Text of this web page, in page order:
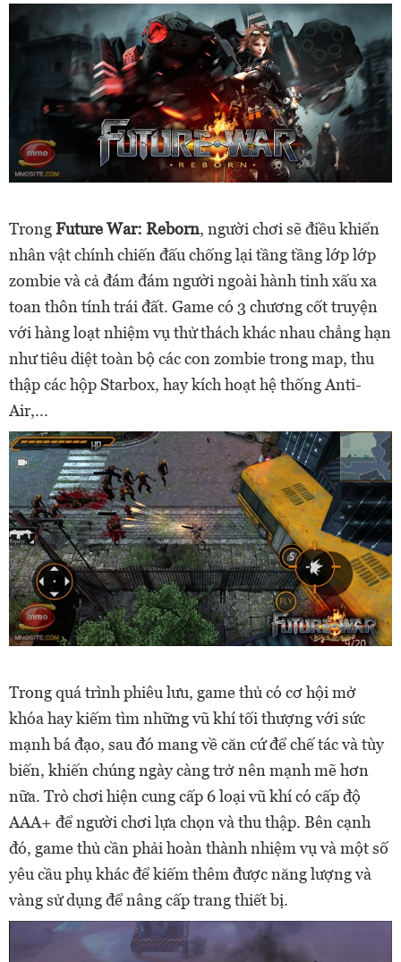
TrongFuture War: Reborn, người chơi sẽ điều khiển
nhân vật chính chiến đấu chống lại tầng tầng lớp lớp
zombie và cả đám đám người ngoài hành tinh xấu xa
toan thôn tính trái đất. Game có 3 chương cốt truyện
với hàng loạt nhiệm vụ thử thách khác nhau chẳng hạn
như tiêu diệt toàn bộ các con zombie trong map, thu
thập các hộp Starbox, hay kích hoạt hệ thống Anti-
Air,...
Trong quá trình phiêu lưu, game thủ có cơ hội mở
khóa hay kiếm tìm những vũ khí tối thượng với sức
mạnh bá đạo, sau đó mang về căn cứ để chế tác và tùy
biến, khiến chúng ngày càng trở nên mạnh mẽ hơn
nữa. Trò chơi hiện cung cấp 6 loại vũ khí có cấp độ
AAA+ để người chơi lựa chọn và thu thập. Bên cạnh
đó, game thủ cần phải hoàn thành nhiệm vụ và một số
yêu cầu phụ khác để kiếm thêm được năng lượng và
vàng sử dụng để nâng cấp trang thiết bị.